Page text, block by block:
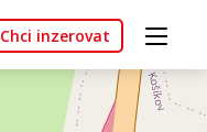
Chci inzerovat